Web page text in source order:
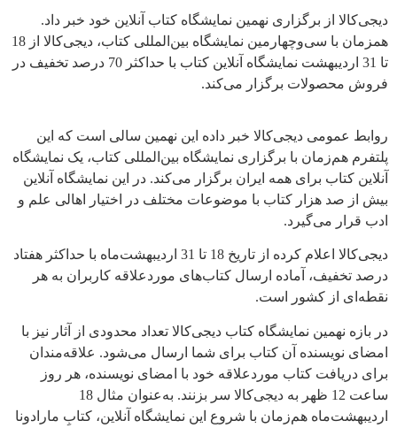
دیجی‌کالا از برگزاری نهمین نمایشگاه کتاب آنلاین خود خبر داد.
همزمان با سی‌و‌چهارمین نمایشگاه بین‌المللی کتاب، دیجی‌کالا از 18
تا 31 اردیبهشت نمایشگاه آنلاین کتاب با حداکثر 70 درصد تخفیف در
فروش محصولات برگزار می‌کند.
روابط عمومی دیجی‌کالا خبر داده این نهمین سالی است که این
پلتفرم هم‌زمان با برگزاری نمایشگاه بین‌المللی کتاب، یک نمایشگاه
آنلاین کتاب برای همه ایران برگزار می‌کند. در این نمایشگاه آنلاین
بیش از صد هزار کتاب با موضوعات مختلف در اختیار اهالی علم و
ادب قرار می‌گیرد.
دیجی‌کالا اعلام کرده از تاریخ 18 تا 31 اردیبهشت‌ماه با حداکثر هفتاد
درصد تخفیف، آماده ارسال کتاب‌های موردعلاقه کاربران به هر
نقطه‌ای از کشور است.
در بازه نهمین نمایشگاه کتاب دیجی‌کالا تعداد محدودی از آثار نیز با
امضای نویسنده آن کتاب برای شما ارسال می‌شود. علاقه‌مندان
برای دریافت کتاب‌ موردعلاقه خود با امضای نویسنده، هر روز
ساعت 12 ظهر به دیجی‌کالا سر بزنند. به‌عنوان مثال 18
اردیبهشت‌ماه هم‌زمان با شروع این نمایشگاه آنلاین، کتابِ مارادونا